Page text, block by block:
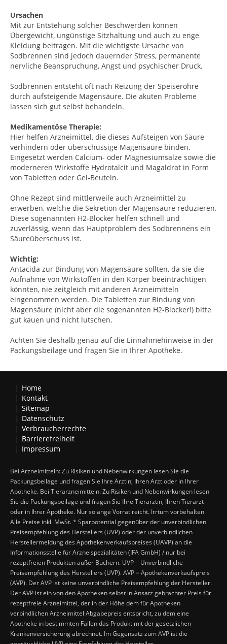
Ursachen
Mit zur Entstehung solcher Beschwerden können
Übergewicht, ungünstige Sitzhaltung und auch zu enge
Kleidung beitragen. Mit die wichtigste Ursache von
Sodbrennen sind jedoch dauernder Stress, permanente
nervliche Beanspruchung, Angst und psychischer Druck.
Sodbrennen entsteht oft nach Reizung der Speiseröhre
durch aufsteigende Magensäure. Die akuten Probleme
lassen sich gut selbst behandeln.
Medikamentöse Therapie:
Hier helfen Arzneimittel, die dieses Aufsteigen von Säure
verhindern oder überschüssige Magensäure binden.
Eingesetzt werden Calcium- oder Magnesiumsalze sowie die
moderneren Wirkstoffe Hydrotalcit und Magaldrat in Form
von Tabletten oder Gel-Beuteln.
Ohne Rezept sind mittlerweile auch Arzneimittel zu
erwerben, welche die Sekretion der Magensäure reduzieren.
Diese sogenannten H2-Blocker helfen schnell und
zuverlässig, wenn das Hauptproblem des Sodbrennens ein
Säureüberschuss ist.
Wichtig:
Antacida zur Bindung von Magensäure sollten, da sie die
Aufnahme von Wirkstoffen in den Körper beeinträchtigen
könnten, nie zeitgleich mit anderen Arzneimitteln
eingenommen werden. Die Tabletten zur Bindung von
Magensäure (nicht aber die sogenannten H2-Blocker!) bitte
gut kauen und nicht lutschen.
Achten Sie deshalb genau auf die Einnahmehinweise in der
Packungsbeilage und fragen Sie in Ihrer Apotheke.
Home
Kontakt
Sitemap
Datenschutz
Verbraucherrechte
Barrierefreiheit
Impressum
Bei Arzneimitteln: Zu Risiken und Nebenwirkungen lesen Sie die
Packungsbeilage und fragen Sie Ihre Ärztin, Ihren Arzt oder in Ihrer
Apotheke. Bei Tierarzneimitteln: Zu Risiken und Nebenwirkungen lesen
Sie die Packungsbeilage und fragen Sie Ihre Tierärztin, Ihren Tierarzt
oder in Ihrer Apotheke. Nur solange Vorrat reicht. Irrtum vorbehalten.
Alle Preise inkl. MwSt. * Sparpotential gegenüber der unverbindlichen
Preisempfehlung des Herstellers (UVP) oder der unverbindlichen
Herstellermeldung des Apothekenverkaufspreises (UAVP) an die
Informationsstelle für Arzneispezialitäten (IFA GmbH) / nur bei
rezeptfreien Produkten außer Büchern. UVP = Unverbindliche
Preisempfehlung des Herstellers (UVP). AVP = Apothekenverkaufspreis
(AVP). Der AVP ist keine unverbindliche Preisempfehlung der Hersteller.
Der AVP ist ein von den Apotheken selbst in Ansatz gebrachter Preis für
rezeptfreie Arzneimittel, der in der Höhe dem für Apotheken
verbindlichen Arzneimittel Abgabepreis entspricht, zu dem eine
Apotheke in bestimmten Fällen das Produkt mit der gesetzlichen
Krankenversicherung abrechnet. Im Gegensatz zum AVP ist die